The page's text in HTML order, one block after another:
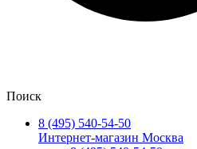
Поиск
8 (495) 540-54-50
Интернет-магазин Москва